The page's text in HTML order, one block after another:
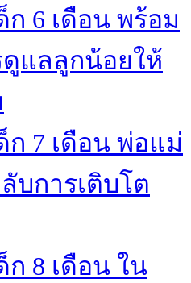
6 เดือน พร้อม
แลลูกน้อยให้
7 เดือน พ่อแม่
บการเติบโต
8 เดือน ใน